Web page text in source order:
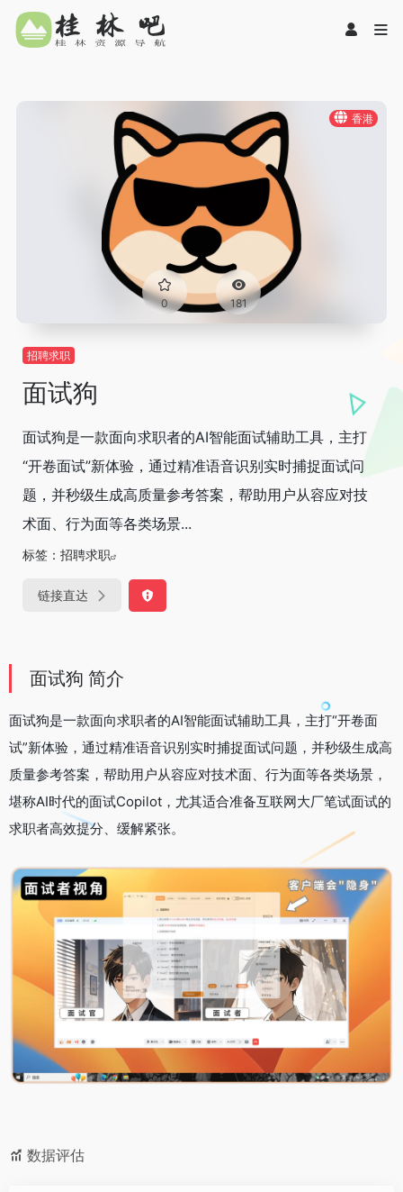
香港
0 181
招聘求职
面试狗
面试狗是一款面向求职者的AI智能面试辅助工具，主打
“开卷面试”新体验，通过精准语音识别实时捕捉面试问
题，并秒级生成高质量参考答案，帮助用户从容应对技
术面、行为面等各类场景...
标签： 招聘求职
链接直达
面试狗 简介
面试狗是一款面向求职者的AI智能面试辅助工具，主打“开卷面
试”新体验，通过精准语音识别实时捕捉面试问题，并秒级生成高
质量参考答案，帮助用户从容应对技术面、行为面等各类场景，
堪称AI时代的面试Copilot，尤其适合准备互联网大厂笔试面试的
求职者高效提分、缓解紧张。
数据评估